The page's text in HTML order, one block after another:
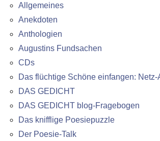
Allgemeines
Anekdoten
Anthologien
Augustins Fundsachen
CDs
Das flüchtige Schöne einfangen:
DAS GEDICHT
DAS GEDICHT blog-Fragebogen
Das knifflige Poesiepuzzle
Der Poesie-Talk